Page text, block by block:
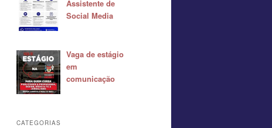
Assistente de
Social Media
Vaga de estágio
em
comunicação
CATEGORIAS